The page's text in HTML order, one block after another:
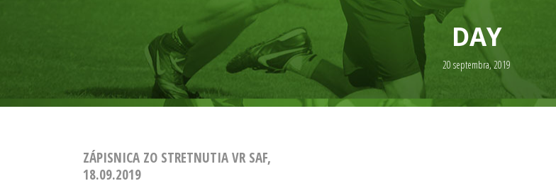
DAY
20 septembra, 2019
ZÁPISNICA ZO STRETNUTIA VR SAF,
18.09.2019